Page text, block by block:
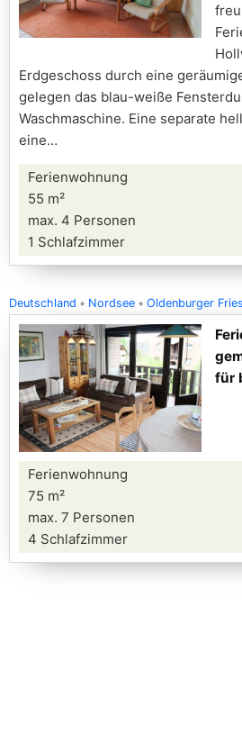
Erdgeschoss durch eine
gelegen das blau-weiße
Waschmaschine. Eine separate
eine
Ferienwohnung
55 m²
max. 4 Personen
1 Schlafzimmer
Deutschland Nordsee Oldenburger
für
Ferienwohnung
75 m²
max. 7 Personen
4 Schlafzimmer